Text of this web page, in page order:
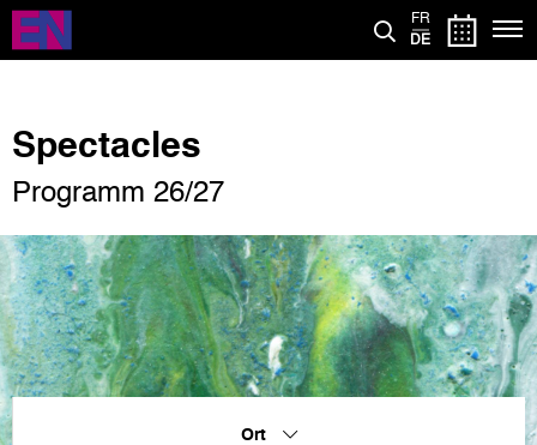
Direkt
zum
Inhalt
FR
DE
Spectacles
Programm 26/27
Ort